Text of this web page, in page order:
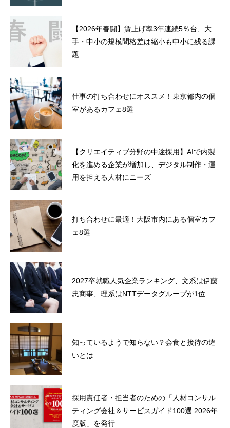
【2026年春闘】賃上げ率3年連続5％台、大
手・中小の規模間格差は縮小も中小に残る課
題
仕事の打ち合わせにオススメ！東京都内の個
室があるカフェ8選
【クリエイティブ分野の中途採用】AIで内製
化を進める企業が増加し、デジタル制作・運
用を担える人材にニーズ
打ち合わせに最適！大阪市内にある個室カフ
ェ8選
2027卒就職人気企業ランキング、文系は伊藤
忠商事、理系はNTTデータグループが1位
知っているようで知らない？会食と接待の違
いとは
採用責任者・担当者のための「人材コンサル
ティング会社＆サービスガイド100選 2026年
度版」を発行